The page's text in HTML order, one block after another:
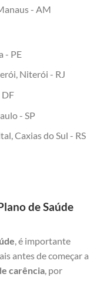
- AM
- PE
Niterói - RJ
DF
- SP
Caxias do Sul - RS
de Saúde
, é importante
antes de começar a
carência, por